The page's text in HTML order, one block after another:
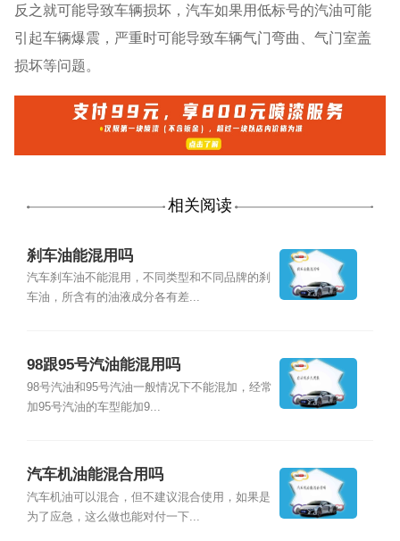
反之就可能导致车辆损坏，汽车如果用低标号的汽油可能
引起车辆爆震，严重时可能导致车辆气门弯曲、气门室盖
损坏等问题。
相关阅读
刹车油能混用吗
汽车刹车油不能混用，不同类型和不同品牌的刹
车油，所含有的油液成分各有差...
98跟95号汽油能混用吗
98号汽油和95号汽油一般情况下不能混加，经常
加95号汽油的车型能加9...
汽车机油能混合用吗
汽车机油可以混合，但不建议混合使用，如果是
为了应急，这么做也能对付一下...